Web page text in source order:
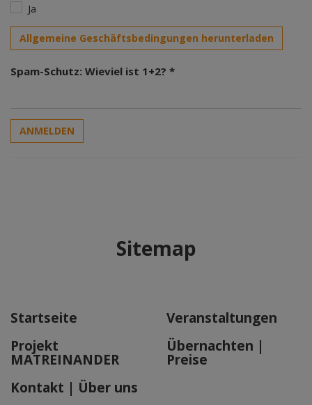
Ja
Allgemeine Geschäftsbedingungen herunterladen
Spam-Schutz: Wieviel ist 1+2? *
ANMELDEN
Sitemap
Startseite
Veranstaltungen
Projekt
MATREINANDER
Übernachten |
Preise
Kontakt | Über uns